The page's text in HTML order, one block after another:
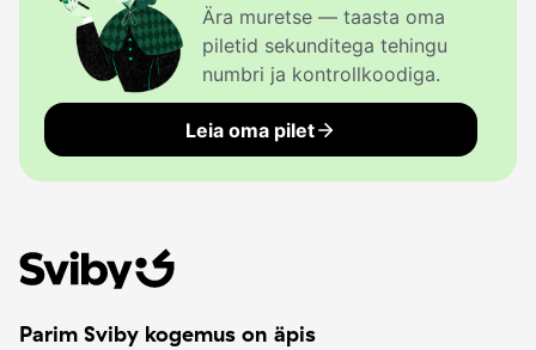
Ära muretse — taasta oma
piletid sekunditega tehingu
numbri ja kontrollkoodiga.
Leia oma pilet
Parim Sviby kogemus on äpis